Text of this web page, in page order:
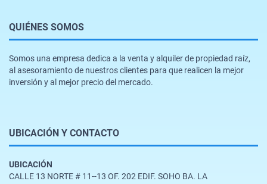
QUIÉNES SOMOS
Somos una empresa dedica a la venta y alquiler de propiedad raíz,
al asesoramiento de nuestros clientes para que realicen la mejor
inversión y al mejor precio del mercado.
UBICACIÓN Y CONTACTO
UBICACIÓN
CALLE 13 NORTE # 11--13 OF. 202 EDIF. SOHO BA. LA